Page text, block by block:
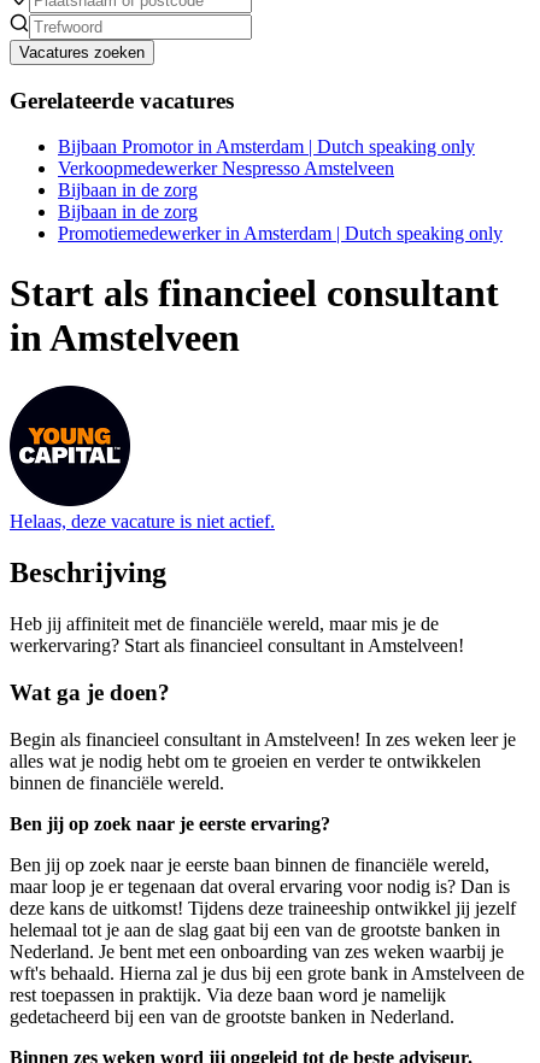
Vacatures zoeken
Gerelateerde vacatures
Bijbaan Promotor in Amsterdam | Dutch speaking only
Verkoopmedewerker Nespresso Amstelveen
Bijbaan in de zorg
Bijbaan in de zorg
Promotiemedewerker in Amsterdam | Dutch speaking only
Start als financieel consultant
in Amstelveen
Helaas, deze vacature is niet actief.
Beschrijving
Heb jij affiniteit met de financiële wereld, maar mis je de
werkervaring? Start als financieel consultant in Amstelveen!
Wat ga je doen?
Begin als financieel consultant in Amstelveen! In zes weken leer je
alles wat je nodig hebt om te groeien en verder te ontwikkelen
binnen de financiële wereld.
Ben jij op zoek naar je eerste ervaring?
Ben jij op zoek naar je eerste baan binnen de financiële wereld,
maar loop je er tegenaan dat overal ervaring voor nodig is? Dan is
deze kans de uitkomst! Tijdens deze traineeship ontwikkel jij jezelf
helemaal tot je aan de slag gaat bij een van de grootste banken in
Nederland. Je bent met een onboarding van zes weken waarbij je
wft's behaald. Hierna zal je dus bij een grote bank in Amstelveen de
rest toepassen in praktijk. Via deze baan word je namelijk
gedetacheerd bij een van de grootste banken in Nederland.
Binnen zes weken word jij opgeleid tot de beste adviseur.